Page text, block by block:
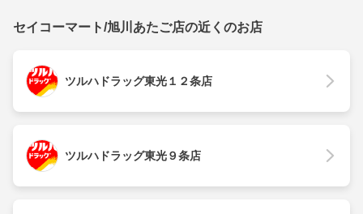
セイコーマート/旭川あたご店の近くのお店
ツルハドラッグ東光１２条店
ツルハドラッグ東光９条店